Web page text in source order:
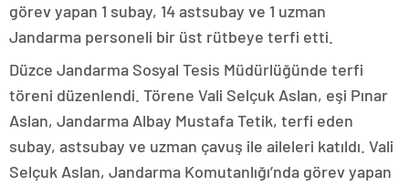
görev yapan 1 subay, 14 astsubay ve 1 uzman
Jandarma personeli bir üst rütbeye terfi etti.
Düzce Jandarma Sosyal Tesis Müdürlüğünde terfi
töreni düzenlendi. Törene Vali Selçuk Aslan, eşi Pınar
Aslan, Jandarma Albay Mustafa Tetik, terfi eden
subay, astsubay ve uzman çavuş ile aileleri katıldı. Vali
Selçuk Aslan, Jandarma Komutanlığı’nda görev yapan